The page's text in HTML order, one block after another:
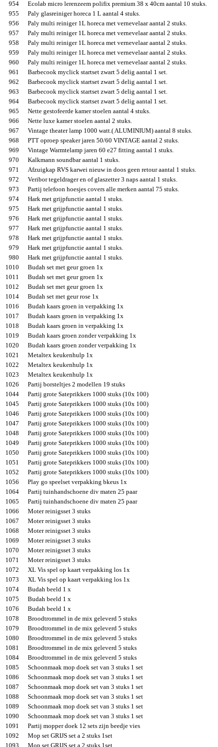
954
Ecolab micro lerenzeem polifix premium 38 x 40cm aantal 10 stuks.
955
Paly glasreiniger horeca 1 L aantal 4 stuks.
956
Paly multi reiniger 1L horeca met vernevelaar aantal 2 stuks.
957
Paly multi reiniger 1L horeca met vernevelaar aantal 2 stuks.
958
Paly multi reiniger 1L horeca met vernevelaar aantal 2 stuks.
959
Paly multi reiniger 1L horeca met vernevelaar aantal 2 stuks.
960
Paly multi reiniger 1L horeca met vernevelaar aantal 2 stuks.
961
Barbecook myclick startset zwart 5 delig aantal 1 set.
962
Barbecook myclick startset zwart 5 delig aantal 1 set.
963
Barbecook myclick startset zwart 5 delig aantal 1 set.
964
Barbecook myclick startset zwart 5 delig aantal 1 set.
965
Nette gestofeerde kamer stoelen aantal 4 stuks.
966
Nette luxe kamer stoelen aantal 2 stuks.
967
Vintage theater lamp 1000 watt.( ALUMINIUM) aantal 8 stuks.
968
PTT oproep speaker jaren 50/60 VINTAGE aantal 2 stuks.
969
Vintage Warmtelamp jaren 60 e27 fitting aantal 1 stuks.
970
Kalkmann soundbar aantal 1 stuks.
971
Afzuigkap RVS karwei nieuw in doos geen retour aantal 1 stuks.
972
Veribor tegeldrager en of glaszetter 3 naps aantal 1 stuks.
973
Partij telefoon hoesjes covers alle merken aantal 75 stuks.
974
Hark met grijpfunctie aantal 1 stuks.
975
Hark met grijpfunctie aantal 1 stuks.
976
Hark met grijpfunctie aantal 1 stuks.
977
Hark met grijpfunctie aantal 1 stuks.
978
Hark met grijpfunctie aantal 1 stuks.
979
Hark met grijpfunctie aantal 1 stuks.
980
Hark met grijpfunctie aantal 1 stuks.
1010
Budah set met geur groen 1x
1011
Budah set met geur groen 1x
1012
Budah set met geur groen 1x
1014
Budah set met geur rose 1x
1016
Budah kaars groen in verpakking 1x
1017
Budah kaars groen in verpakking 1x
1018
Budah kaars groen in verpakking 1x
1019
Budah kaars groen zonder verpakking 1x
1020
Budah kaars groen zonder verpakking 1x
1021
Metaltex keukenhulp 1x
1022
Metaltex keukenhulp 1x
1023
Metaltex keukenhulp 1x
1026
Partij borsteltjes 2 modellen 19 stuks
1044
Partij grote Sateprikkers 1000 stuks (10x 100)
1045
Partij grote Sateprikkers 1000 stuks (10x 100)
1046
Partij grote Sateprikkers 1000 stuks (10x 100)
1047
Partij grote Sateprikkers 1000 stuks (10x 100)
1048
Partij grote Sateprikkers 1000 stuks (10x 100)
1049
Partij grote Sateprikkers 1000 stuks (10x 100)
1050
Partij grote Sateprikkers 1000 stuks (10x 100)
1051
Partij grote Sateprikkers 1000 stuks (10x 100)
1052
Partij grote Sateprikkers 1000 stuks (10x 100)
1056
Play go speelset verpakking bkeus 1x
1064
Partij tuinhandschoene div maten 25 paar
1065
Partij tuinhandschoene div maten 25 paar
1066
Moter reinigsset 3 stuks
1067
Moter reinigsset 3 stuks
1068
Moter reinigsset 3 stuks
1069
Moter reinigsset 3 stuks
1070
Moter reinigsset 3 stuks
1071
Moter reinigsset 3 stuks
1072
XL Vis spel op kaart verpakking los 1x
1073
XL Vis spel op kaart verpakking los 1x
1074
Budah beeld 1 x
1075
Budah beeld 1 x
1076
Budah beeld 1 x
1078
Broodtrommel in de mix geleverd 5 stuks
1079
Broodtrommel in de mix geleverd 5 stuks
1080
Broodtrommel in de mix geleverd 5 stuks
1081
Broodtrommel in de mix geleverd 5 stuks
1084
Broodtrommel in de mix geleverd 5 stuks
1085
Schoonmaak mop doek set van 3 stuks 1 set
1086
Schoonmaak mop doek set van 3 stuks 1 set
1087
Schoonmaak mop doek set van 3 stuks 1 set
1088
Schoonmaak mop doek set van 3 stuks 1 set
1089
Schoonmaak mop doek set van 3 stuks 1 set
1090
Schoonmaak mop doek set van 3 stuks 1 set
1091
Partij mopper doek 12 sets zijn beedje vies
1092
Mop set GRIJS set a 2 stuks 1set
1093
Mop set GRIJS set a 2 stuks 1set